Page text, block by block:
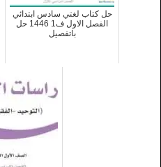
حل كتاب لغتي سادس ابتدائي
الفصل الاول ف1 1446 حل
باتفصيل